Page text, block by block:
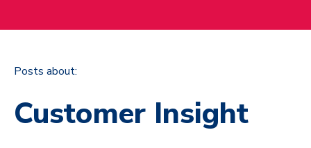
Posts about:
Customer Insight